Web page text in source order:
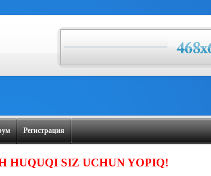
Регистрация
HUQUQI SIZ UCHUN YOPIQ!